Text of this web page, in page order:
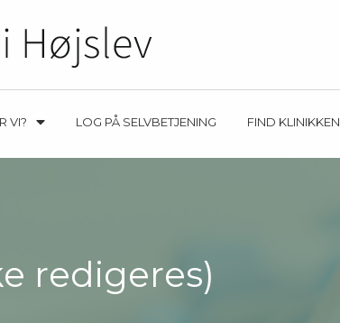
VI? LOG PÅ SELVBETJENING FIND KLINIKKEN
redigeres)